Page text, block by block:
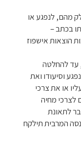
מהם, לנפגע או
הוצאות אישפוז
עד להחלטה
וסיעודו ואת
או את צרכי
לצרכי מחיה
לתאונת
המרבית תילקח